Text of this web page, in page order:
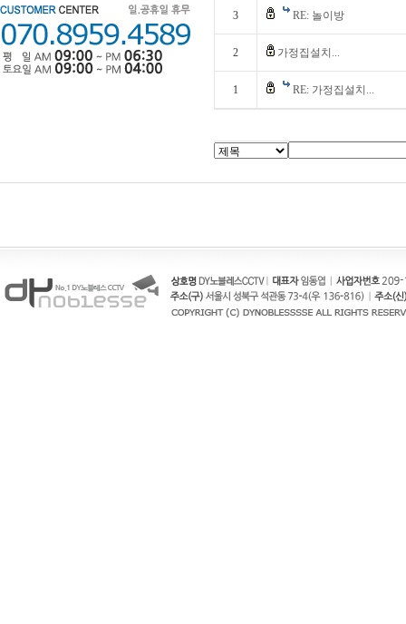
3 RE: 놀이방
2 가정집설치...
1 RE: 가정집설치...